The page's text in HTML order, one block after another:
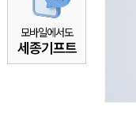
모바일에서도
세종기프트